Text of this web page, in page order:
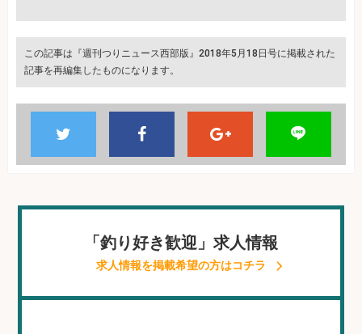
この記事は『週刊つりニュース西部版』2018年5月18日号に掲載された
記事を再編集したものになります。
「釣り好き歓迎」求人情報
求人情報を掲載希望の方はコチラ